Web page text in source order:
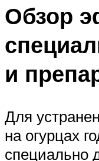
Обзор
и
Для
на огурцах
специально